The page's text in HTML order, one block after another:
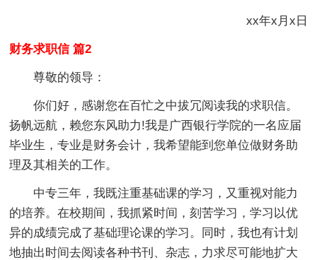
xx年x月x日
财务求职信 篇2
尊敬的领导：
你们好，感谢您在百忙之中拔冗阅读我的求职信。
扬帆远航，赖您东风助力!我是广西银行学院的一名应届
毕业生，专业是财务会计，我希望能到您单位做财务助
理及其相关的工作。
中专三年，我既注重基础课的学习，又重视对能力
的培养。在校期间，我抓紧时间，刻苦学习，学习以优
异的成绩完成了基础理论课的学习。同时，我也有计划
地抽出时间去阅读各种书刊、杂志，力求尽可能地扩大